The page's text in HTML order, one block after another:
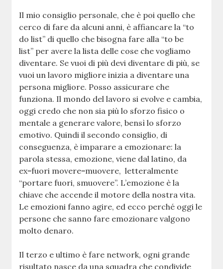
Il mio consiglio personale, che è poi quello che
cerco di fare da alcuni anni, è affiancare la “to
do list” di quello che bisogna fare alla “to be
list” per avere la lista delle cose che vogliamo
diventare. Se vuoi di più devi diventare di più, se
vuoi un lavoro migliore inizia a diventare una
persona migliore. Posso assicurare che
funziona. Il mondo del lavoro si evolve e cambia,
oggi credo che non sia più lo sforzo fisico o
mentale a generare valore, bensì lo sforzo
emotivo. Quindi il secondo consiglio, di
conseguenza, è imparare a emozionare: la
parola stessa, emozione, viene dal latino, da
ex=fuori movere=muovere, letteralmente
“portare fuori, smuovere”. L’emozione è la
chiave che accende il motore della nostra vita.
Le emozioni fanno agire, ed ecco perché oggi le
persone che sanno fare emozionare valgono
molto denaro.
Il terzo e ultimo è fare network, ogni grande
risultato nasce da una squadra che condivide